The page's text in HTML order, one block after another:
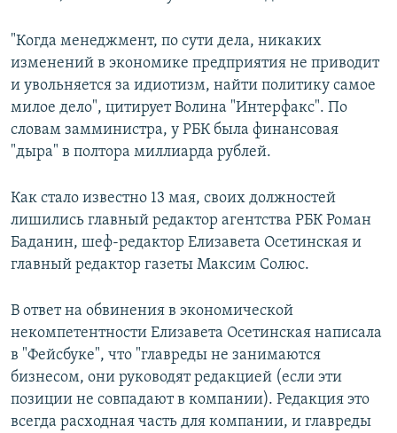
"Когда менеджмент, по сути дела, никаких
изменений в экономике предприятия не приводит
и увольняется за идиотизм, найти политику самое
милое дело", цитирует Волина "Интерфакс". По
словам замминистра, у РБК была финансовая
"дыра" в полтора миллиарда рублей.
Как стало известно 13 мая, своих должностей
лишились главный редактор агентства РБК Роман
Баданин, шеф-редактор Елизавета Осетинская и
главный редактор газеты Максим Солюс.
В ответ на обвинения в экономической
некомпетентности Елизавета Осетинская написала
в "Фейсбуке", что "главреды не занимаются
бизнесом, они руководят редакцией (если эти
позиции не совпадают в компании). Редакция это
всегда расходная часть для компании, и главреды